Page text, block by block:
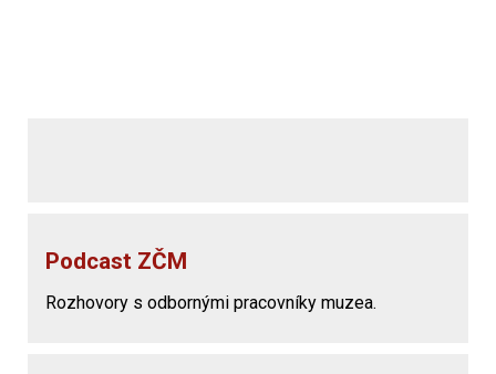
Podcast ZČM
Rozhovory s odbornými pracovníky muzea.